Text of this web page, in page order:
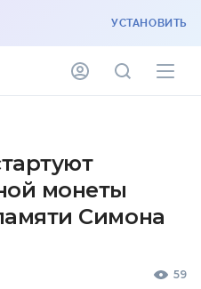
УСТАНОВИТЬ
монеты
Симона
59